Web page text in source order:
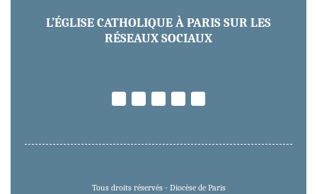
L’ÉGLISE CATHOLIQUE À PARIS SUR LES
RÉSEAUX SOCIAUX
Tous droits réservés - Diocèse de Paris